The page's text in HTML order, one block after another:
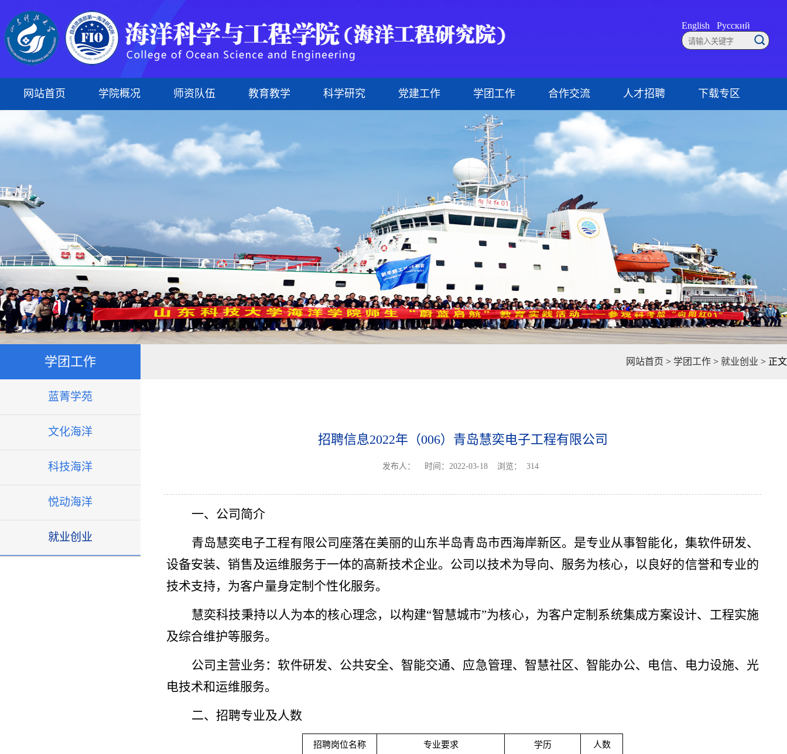
English Русский
网站首页 学院概况
学院简介 现任领导 联系方式
师资队伍
专任教师 管理人员 研究生导师
教育教学
本科生 研究生
科学研究
科研平台 科研机构
党建工作
组织建设 理论学习
学团工作
蓝菁学苑 文化海洋 就业创业
合作交流 人才招聘 下载专区
本科生教育 研究生教育
学团工作 网站首页 > 学团工作 > 就业创业 > 正文
蓝菁学苑
文化海洋
科技海洋
悦动海洋
就业创业
招聘信息2022年（006）青岛慧奕电子工程有限公司
发布人： 时间：2022-03-18 浏览： 314
一、公司简介
青岛慧奕电子工程有限公司座落在美丽的山东半岛青岛市西海岸新区。是专业从事智能化，集软件研发、
设备安装、销售及运维服务于一体的高新技术企业。公司以技术为导向、服务为核心，以良好的信誉和专业的
技术支持，为客户量身定制个性化服务。
慧奕科技秉持以人为本的核心理念，以构建“智慧城市”为核心，为客户定制系统集成方案设计、工程实施
及综合维护等服务。
公司主营业务：软件研发、公共安全、智能交通、应急管理、智慧社区、智能办公、电信、电力设施、光
电技术和运维服务。
二、招聘专业及人数
招聘岗位名称 专业要求 学历 人数